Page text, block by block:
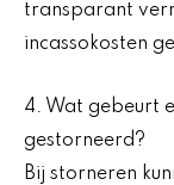
transparant
incassokosten
4. Wat gebeurt
gestorneerd?
Bij storneren